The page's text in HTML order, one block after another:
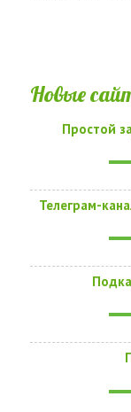
Новые
Простой
Телеграм-